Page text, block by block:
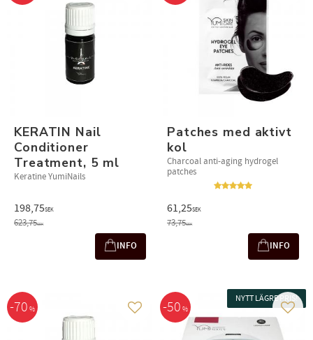
KERATIN Nail
Conditioner
Treatment, 5 ml
Keratine YumiNails
198,75SEK
623,75SEK
INFO
Patches med aktivt
kol
Charcoal anti-aging hydrogel
patches
61,25SEK
73,75SEK
INFO
70 % Lägg till i favoriter
50 %
NYTT LÄGRE PRIS!